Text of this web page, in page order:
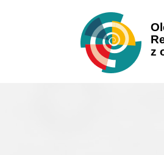
z